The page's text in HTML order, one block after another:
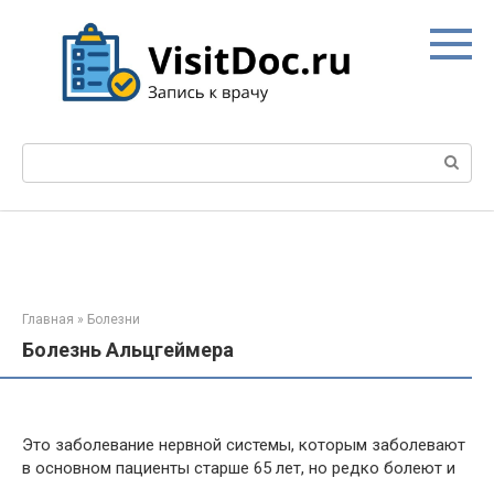
Поиск:
Главная » Болезни
Болезнь Альцгеймера
Это заболевание нервной системы, которым заболевают
в основном пациенты старше 65 лет, но редко болеют и